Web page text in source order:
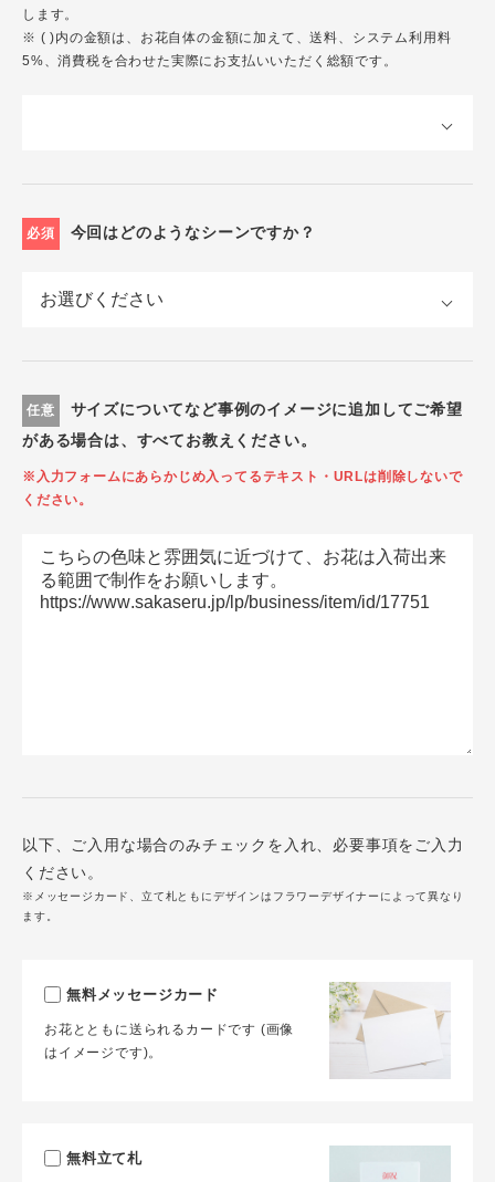
します。
※ ( )内の金額は、お花自体の金額に加えて、送料、システム利用料
5%、消費税を合わせた実際にお支払いいただく総額です。
必須 今回はどのようなシーンですか？
任意
サイズについてなど事例のイメージに追加してご希望
がある場合は、すべてお教えください。
※入力フォームにあらかじめ入ってるテキスト・URLは削除しないで
ください。
以下、ご入用な場合のみチェックを入れ、必要事項をご入力
ください。
※メッセージカード、立て札ともにデザインはフラワーデザイナーによって異なり
ます。
無料メッセージカード
お花とともに送られるカードです (画像
はイメージです)。
無料立て札